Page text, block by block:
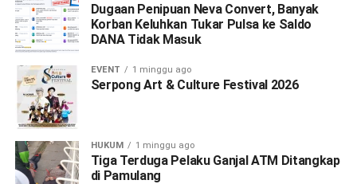
Dugaan Penipuan Neva Convert, Banyak
Korban Keluhkan Tukar Pulsa ke Saldo
DANA Tidak Masuk
EVENT 1 minggu ago
Serpong Art & Culture Festival 2026
HUKUM 1 minggu ago
Tiga Terduga Pelaku Ganjal ATM Ditangkap
di Pamulang